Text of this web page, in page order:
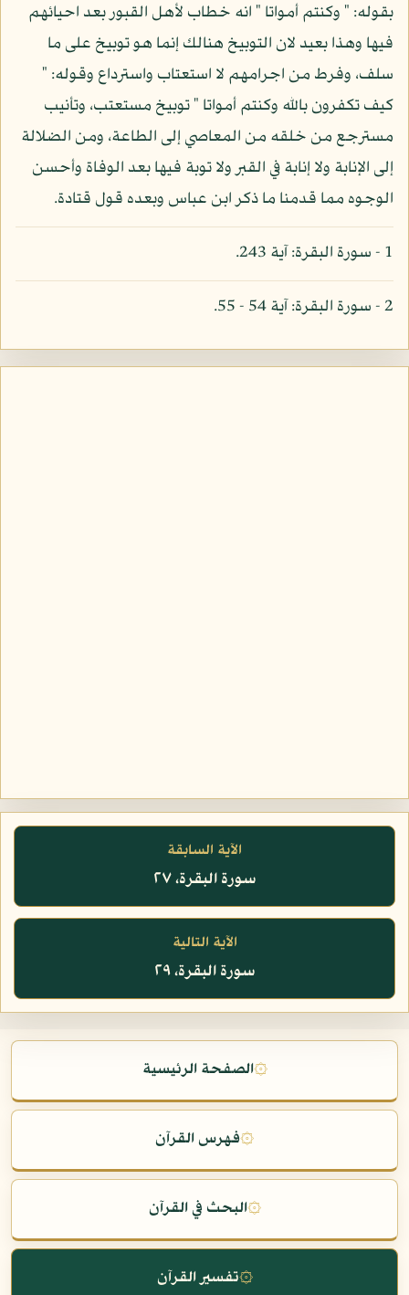
بقوله: " وكنتم أمواتا " انه خطاب لأهل القبور بعد احيائهم
فيها وهذا بعيد لان التوبيخ هنالك إنما هو توبيخ على ما
سلف، وفرط من اجرامهم لا استعتاب واسترداع وقوله: "
كيف تكفرون بالله وكنتم أمواتا " توبيخ مستعتب، وتأنيب
مسترجع من خلقه من المعاصي إلى الطاعة، ومن الضلالة
إلى الإنابة ولا إنابة في القبر ولا توبة فيها بعد الوفاة وأحسن
الوجوه مما قدمنا ما ذكر ابن عباس وبعده قول قتادة.
1 - سورة البقرة: آية 243.
2 - سورة البقرة: آية 54 - 55.
الآية السابقة
سورة البقرة، ٢٧
الآية التالية
سورة البقرة، ٢٩
۞الصفحة الرئيسية
۞فهرس القرآن
۞البحث في القرآن
۞تفسير القرآن